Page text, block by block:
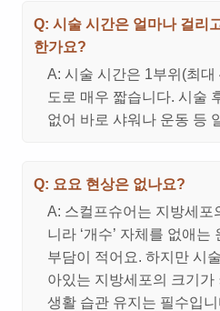
Q: 시술 시간은 얼마나 걸리
한가요?
A: 시술 시간은 1부위(최
도로 매우 짧습니다. 시술
없어 바로 샤워나 운동 등
Q: 요요 현상은 없나요?
A: 스컬프슈어는 지방세포
니라 ‘개수’ 자체를 없애
부담이 적어요. 하지만 시
아있는 지방세포의 크기
생활 습관 유지는 필수입니